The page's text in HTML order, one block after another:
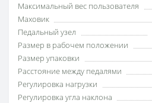
Максимальный вес пользователя
Маховик
Педальный узел
Размер в рабочем положении
Размер упаковки
Расстояние между педалями
Регулировка нагрузки
Регулировка угла наклона